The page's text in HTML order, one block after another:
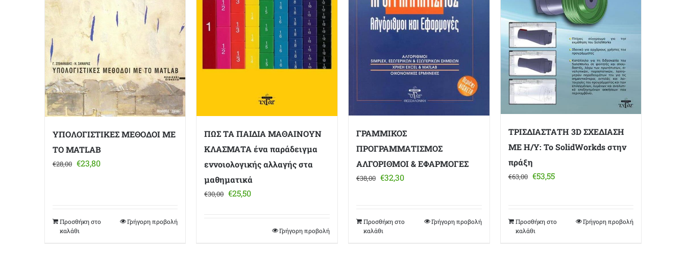
ΥΠΟΛΟΓΙΣΤΙΚΕΣ ΜΕΘΟΔΟΙ ΜΕ
ΤΟ MATLAB
€28,00 Original
€23,80Η
Προσθήκη στο
καλάθι
Γρήγορη προβολή
ΠΩΣ ΤΑ ΠΑΙΔΙΑ ΜΑΘΑΙΝΟΥΝ
ΚΛΑΣΜΑΤΑ ένα παράδειγμα
εννοιολογικής αλλαγής στα
μαθηματικά
€30,00 Original
€25,50Η
Γρήγορη προβολή
ΓΡΑΜΜΙΚΟΣ
ΠΡΟΓΡΑΜΜΑΤΙΣΜΟΣ
ΑΛΓΟΡΙΘΜΟΙ & ΕΦΑΡΜΟΓΕΣ
€38,00 Original
€32,30Η
€32,30.
Προσθήκη στο
καλάθι
Γρήγορη προβολή
ΤΡΙΣΔΙΑΣΤΑΤΗ 3D ΣΧΕΔΙΑΣΗ
ΜΕ Η/Υ: Το SolidWorkds στην
πράξη
€63,00 Original
€53,55Η
€53,55.
Προσθήκη στο
καλάθι
Γρήγορη προβολή